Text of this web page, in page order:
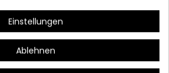
Einstellungen
Ablehnen